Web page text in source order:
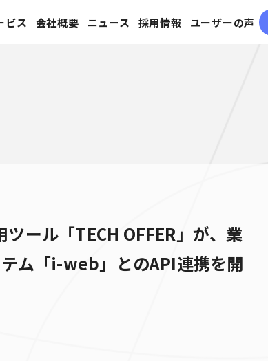
ビス 会社概要 ニュース 採用情報 ユーザーの声
ール「TECH OFFER」が、業
ム「i-web」とのAPI連携を開